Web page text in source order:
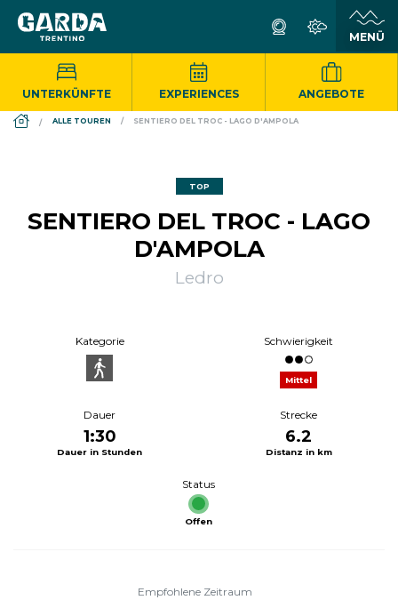
UNTERKÜNFTE EXPERIENCES ANGEBOTE
DS_BREADCRUMB.HOME
ALLE TOUREN SENTIERO DEL TROC - LAGO D'AMPOLA
TOP
SENTIERO DEL TROC - LAGO
D'AMPOLA
Ledro
Kategorie Schwierigkeit
Mittel
Dauer
1:30
Dauer in Stunden
Strecke
6.2
Distanz in km
Status
Offen
Empfohlene Zeitraum